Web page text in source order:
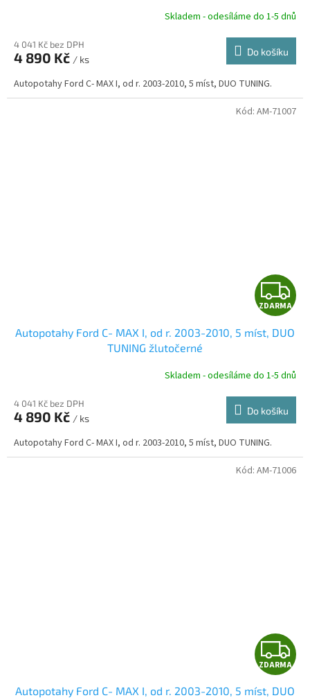
R
Skladem - odesíláme do 1-5 dnů
4 041 Kč bez DPH
4 890 Kč / ks
Do košíku
Autopotahy Ford C- MAX I, od r. 2003-2010, 5 míst, DUO TUNING.
Z
D
R
ZDARMA
Autopotahy Ford C- MAX I, od r. 2003-2010, 5 míst, DUO
TUNING žlutočerné
Skladem - odesíláme do 1-5 dnů
4 041 Kč bez DPH
4 890 Kč / ks
Do košíku
Autopotahy Ford C- MAX I, od r. 2003-2010, 5 míst, DUO TUNING.
Kód: AM-71007
Z
D
ZDARMA
Autopotahy Ford C- MAX I, od r. 2003-2010, 5 míst, DUO
Kód: AM-71006